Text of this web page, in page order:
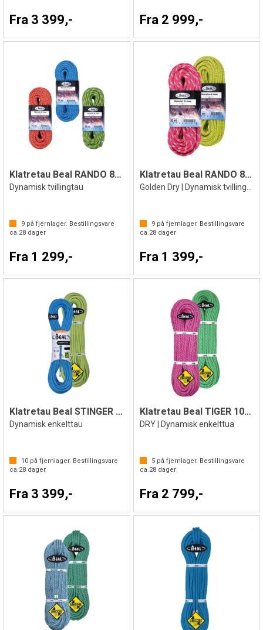
Fra 3 399,- Fra 2 999,-
Klatretau Beal RANDO 8mm
Dynamisk tvillingtau
9 på fjernlager. Bestillingsvare
ca. 28 dager
Fra 1 299,-
Klatretau Beal RANDO 8mm
9på fjernlager. Bestillingsvare
ca. 28dager
Fra 1 399,-
Klatretau Beal STINGER lll 9,4mm
Dynamisk enkelttau
10 på fjernlager. Bestillingsvare
ca. 28 dager
Fra 3 399,-
Klatretau Beal TIGER 10mm
DRY | Dynamisk enkelttua
5på fjernlager. Bestillingsvare
ca. 28dager
Fra 2 799,-